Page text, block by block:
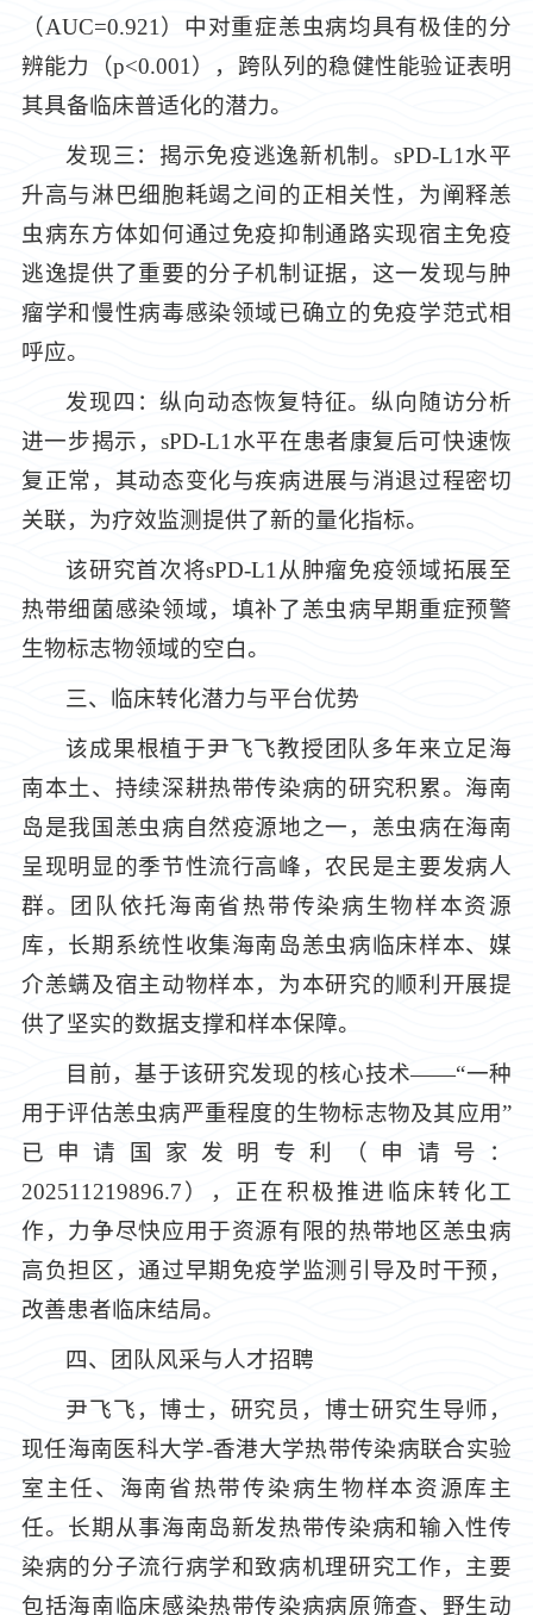
（AUC=0.921）中对重症恙虫病均具有极佳的分
辨能力（p<0.001），跨队列的稳健性能验证表明
其具备临床普适化的潜力。
发现三：揭示免疫逃逸新机制。sPD-L1水平
升高与淋巴细胞耗竭之间的正相关性，为阐释恙
虫病东方体如何通过免疫抑制通路实现宿主免疫
逃逸提供了重要的分子机制证据，这一发现与肿
瘤学和慢性病毒感染领域已确立的免疫学范式相
呼应。
发现四：纵向动态恢复特征。纵向随访分析
进一步揭示，sPD-L1水平在患者康复后可快速恢
复正常，其动态变化与疾病进展与消退过程密切
关联，为疗效监测提供了新的量化指标。
该研究首次将sPD-L1从肿瘤免疫领域拓展至
热带细菌感染领域，填补了恙虫病早期重症预警
生物标志物领域的空白。
三、临床转化潜力与平台优势
该成果根植于尹飞飞教授团队多年来立足海
南本土、持续深耕热带传染病的研究积累。海南
岛是我国恙虫病自然疫源地之一，恙虫病在海南
呈现明显的季节性流行高峰，农民是主要发病人
群。团队依托海南省热带传染病生物样本资源
库，长期系统性收集海南岛恙虫病临床样本、媒
介恙螨及宿主动物样本，为本研究的顺利开展提
供了坚实的数据支撑和样本保障。
目前，基于该研究发现的核心技术——“一种
用于评估恙虫病严重程度的生物标志物及其应用”
已申请国家发明专利（申请号：
202511219896.7），正在积极推进临床转化工
作，力争尽快应用于资源有限的热带地区恙虫病
高负担区，通过早期免疫学监测引导及时干预，
改善患者临床结局。
四、团队风采与人才招聘
尹飞飞，博士，研究员，博士研究生导师，
现任海南医科大学-香港大学热带传染病联合实验
室主任、海南省热带传染病生物样本资源库主
任。长期从事海南岛新发热带传染病和输入性传
染病的分子流行病学和致病机理研究工作，主要
包括海南临床感染热带传染病病原筛查、野生动